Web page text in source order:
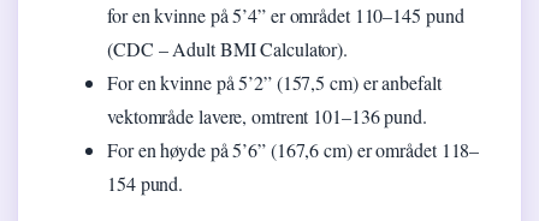
for en kvinne på 5’4” er området 110–145 pund
(CDC – Adult BMI Calculator).
For en kvinne på 5’2” (157,5 cm) er anbefalt
vektområde lavere, omtrent 101–136 pund.
For en høyde på 5’6” (167,6 cm) er området 118–
154 pund.